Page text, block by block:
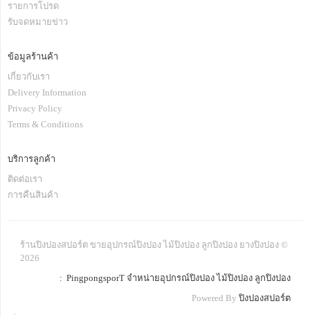
รายการโปรด
รับจดหมายข่าว
ข้อมูลร้านค้า
เกี่ยวกับเรา
Delivery Information
Privacy Policy
Terms & Conditions
บริการลูกค้า
ติดต่อเรา
การคืนสินค้า
ร้านปิงปองสปอร์ต ขายอุปกรณ์ปิงปอง ไม้ปิงปอง ลูกปิงปอง ยางปิงปอง ©
2026
: PingpongsporT จำหน่ายอุปกรณ์ปิงปอง ไม้ปิงปอง ลูกปิงปอง
Powered By ปิงปองสปอร์ต
.